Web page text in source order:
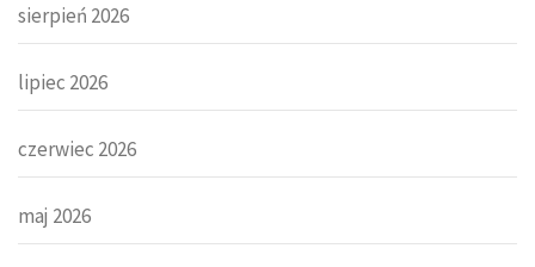
sierpień 2026
lipiec 2026
czerwiec 2026
maj 2026